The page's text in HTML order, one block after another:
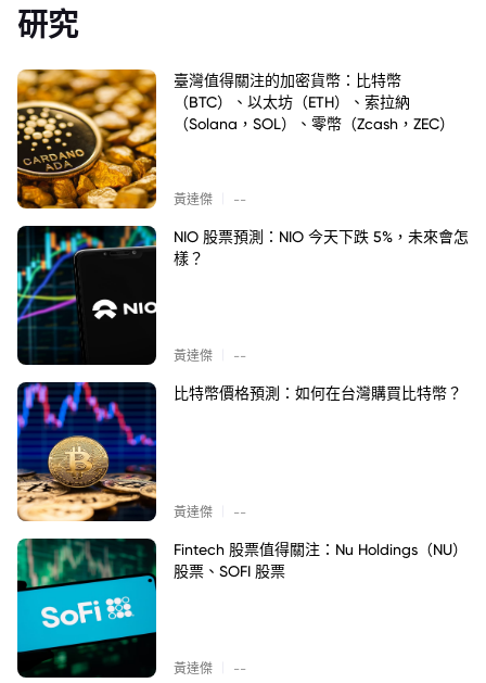
研究
臺灣值得關注的加密貨幣：比特幣
（BTC）、以太坊（ETH）、索拉納
（Solana，SOL）、零幣（Zcash，ZEC）
黃達傑 --
NIO 股票預測：NIO 今天下跌 5%，未來會怎
樣？
黃達傑 --
比特幣價格預測：如何在台灣購買比特幣？
黃達傑 --
Fintech 股票值得關注：Nu Holdings（NU）
股票、SOFI 股票
黃達傑 --